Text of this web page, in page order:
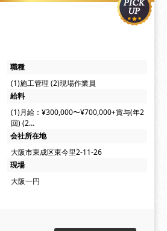
職種
(1)施工管理 (2)現場作業員
給料
(1)月給：¥300,000〜¥700,000+賞与(年2
回) (2…
会社所在地
大阪市東成区東今里2-11-26
現場
大阪一円